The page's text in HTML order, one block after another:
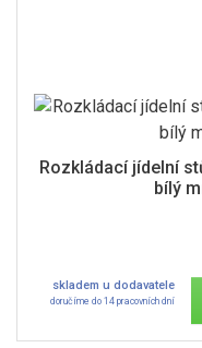
Rozkládací jídelní
bílý
skladem u dodavatele
doručíme do 14 pracovních dní